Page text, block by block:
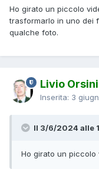
Ho girato un piccolo
trasformarlo in uno dei
qualche foto.
Livio Orsini
Inserita: 3
Il 3/6/2024 alle
Ho girato un